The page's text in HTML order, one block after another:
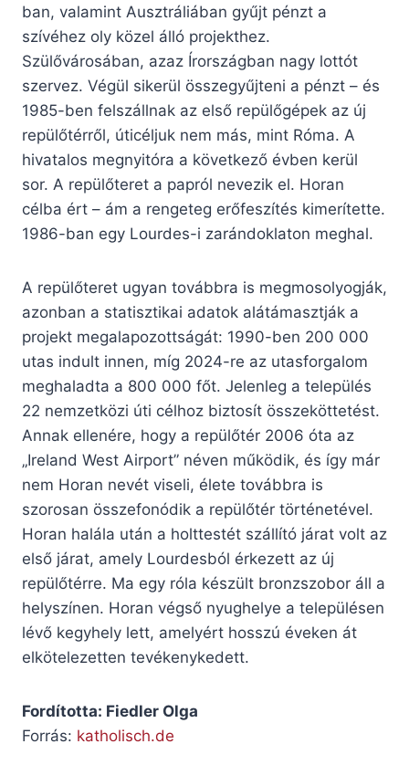
ban, valamint Ausztráliában gyűjt pénzt a
szívéhez oly közel álló projekthez.
Szülővárosában, azaz Írországban nagy lottót
szervez. Végül sikerül összegyűjteni a pénzt – és
1985-ben felszállnak az első repülőgépek az új
repülőtérről, úticéljuk nem más, mint Róma. A
hivatalos megnyitóra a következő évben kerül
sor. A repülőteret a papról nevezik el. Horan
célba ért – ám a rengeteg erőfeszítés kimerítette.
1986-ban egy Lourdes-i zarándoklaton meghal.
A repülőteret ugyan továbbra is megmosolyogják,
azonban a statisztikai adatok alátámasztják a
projekt megalapozottságát: 1990-ben 200 000
utas indult innen, míg 2024-re az utasforgalom
meghaladta a 800 000 főt. Jelenleg a település
22 nemzetközi úti célhoz biztosít összeköttetést.
Annak ellenére, hogy a repülőtér 2006 óta az
„Ireland West Airport” néven működik, és így már
nem Horan nevét viseli, élete továbbra is
szorosan összefonódik a repülőtér történetével.
Horan halála után a holttestét szállító járat volt az
első járat, amely Lourdesból érkezett az új
repülőtérre. Ma egy róla készült bronzszobor áll a
helyszínen. Horan végső nyughelye a településen
lévő kegyhely lett, amelyért hosszú éveken át
elkötelezetten tevékenykedett.
Fordította: Fiedler Olga
Forrás: katholisch.de